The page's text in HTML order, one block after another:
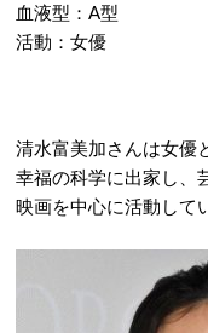
血液型：A型
活動：女優
清水富美加さんは女優
幸福の科学に出家し、
映画を中心に活動して